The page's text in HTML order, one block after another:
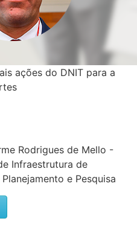
ações do DNIT para a
Rodrigues de Mello -
Infraestrutura de
e Pesquisa